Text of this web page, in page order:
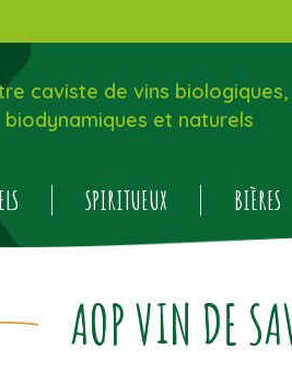
caviste de vins biologiques,
biodynamiques et naturels
SPIRITUEUX BIÈRES
AOP VIN DE